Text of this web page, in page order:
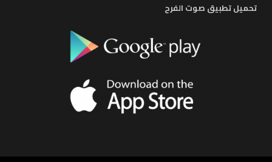
تحميل تطبيق صوت الفرح